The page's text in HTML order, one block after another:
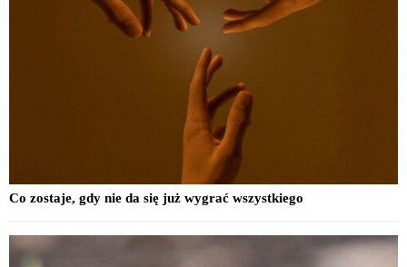
Co zostaje, gdy nie da się już wygrać wszystkiego